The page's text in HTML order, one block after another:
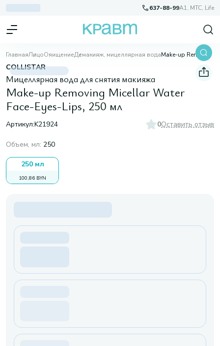
637-88-99A1, МТС, Life
ГлавнаяЛицоОчищениеДемакияж, мицеллярная вода Make-up Removing Micellar Water Face-Eyes-Lips, 250 мл
COLLISTAR
Мицеллярная вода для снятия макияжа
Make-up Removing Micellar Water
Face-Eyes-Lips, 250 мл
Артикул:K21924 0Оставить отзыв
Объем, мл: 250
250 мл
100,86 BYN